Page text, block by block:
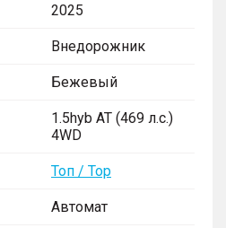
2025
Внедорожник
Бежевый
1.5hyb AT (469 л.с.)
4WD
Топ / Top
Автомат